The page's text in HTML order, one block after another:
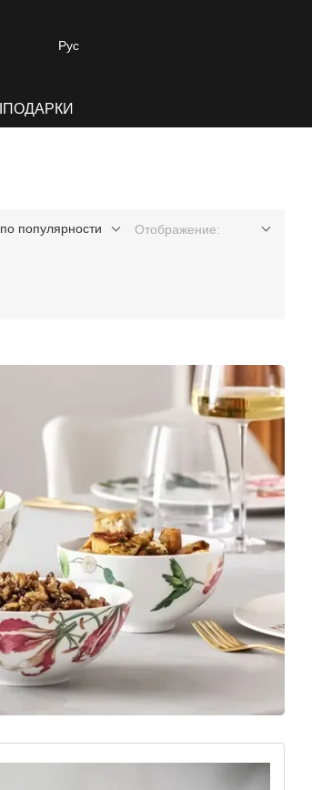
Рус
ПОДАРКИ
по популярности Отображение: